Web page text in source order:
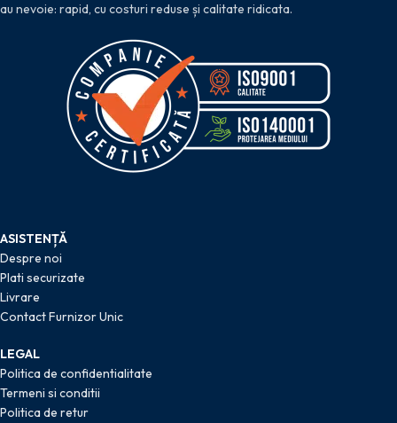
au nevoie: rapid, cu costuri reduse și calitate ridicata.
ASISTENȚĂ
Despre noi
Plati securizate
Livrare
Contact Furnizor Unic
LEGAL
Politica de confidentialitate
Termeni si conditii
Politica de retur